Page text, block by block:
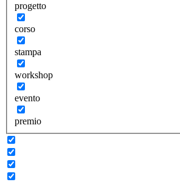
progetto
corso
stampa
workshop
evento
premio